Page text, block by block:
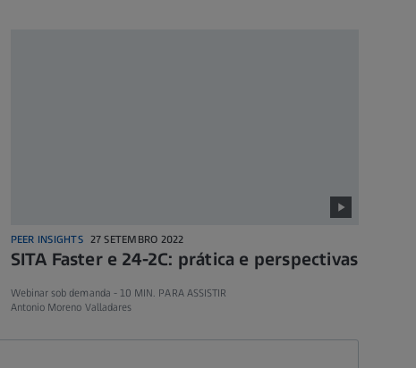
PEER INSIGHTS 27 SETEMBRO 2022
SITA Faster e 24-2C: prática e perspectivas
Webinar sob demanda - 10 MIN. PARA ASSISTIR
Antonio Moreno Valladares